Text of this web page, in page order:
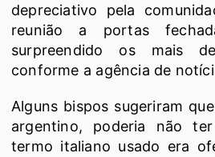
depreciativo pela
reunião a portas
surpreendido os mais
conforme a agência de
Alguns bispos sugeriram
argentino, poderia não
termo italiano usado era